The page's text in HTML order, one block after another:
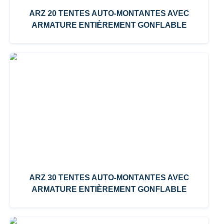
ARZ 20 TENTES AUTO-MONTANTES AVEC
ARMATURE ENTIÈREMENT GONFLABLE
ARZ 30 TENTES AUTO-MONTANTES AVEC
ARMATURE ENTIÈREMENT GONFLABLE